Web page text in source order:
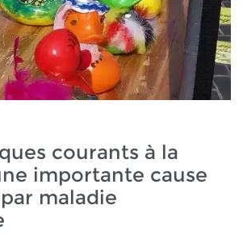
courants à la
importante cause
maladie